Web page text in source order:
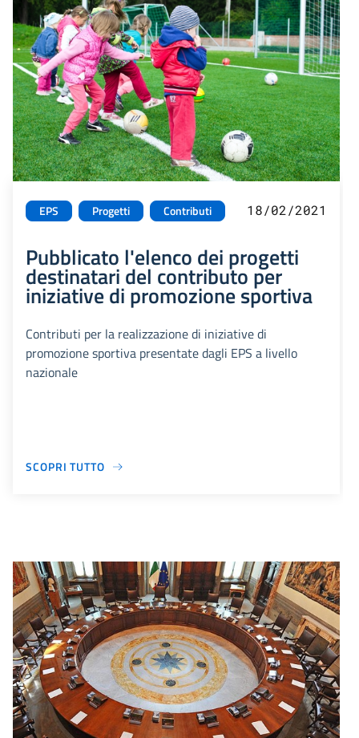
EPS Progetti Contributi 18/02/2021
Pubblicato l'elenco dei progetti
destinatari del contributo per
iniziative di promozione sportiva
Contributi per la realizzazione di iniziative di
promozione sportiva presentate dagli EPS a livello
nazionale
SCOPRI TUTTO